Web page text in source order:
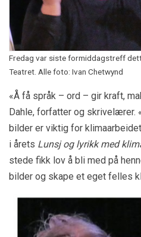
Fredag var siste formiddagstreff
Teatret. Alle foto: Ivan Chetwynd
«Å få språk – ord – gir kraft,
Dahle, forfatter og skrivelærer.
bilder er viktig for
i årets Lunsj og lyrikk med
stede fikk lov å bli med på
bilder og skape et eget felles